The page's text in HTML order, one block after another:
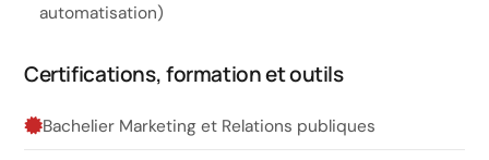
automatisation)
Certifications, formation et outils
Bachelier Marketing et Relations publiques